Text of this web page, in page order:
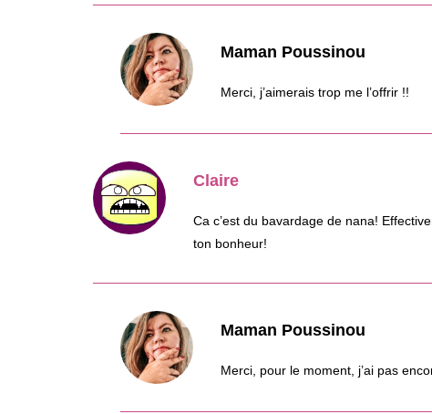
Maman Poussinou
Merci, j’aimerais trop me l’offrir !!
Claire
Ca c’est du bavardage de nana!
ton bonheur!
Maman Poussinou
Merci, pour le moment, j’ai pas